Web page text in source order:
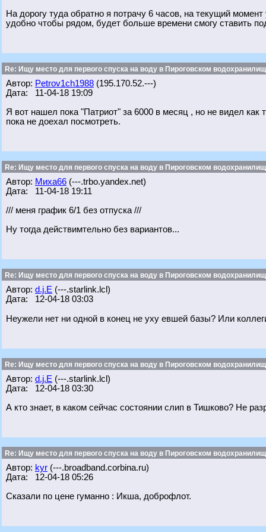
На дорогу туда обратно я потрачу 6 часов, на текущий
удобно чтобы рядом, будет больше времени смогу ставить
Re: Ищу место для первого спуска на воду в Пироговском
Автор: Petrov1ch1988 (195.170.52.---)
Дата: 11-04-18 19:09
Я вот нашел пока "Патриот" за 6000 в месяц , но не видел
пока не доехал посмотреть.
Re: Ищу место для первого спуска на воду в Пироговском
Автор: Миха66 (---.trbo.yandex.net)
Дата: 11-04-18 19:11
/// меня график 6/1 без отпуска ///
Ну тогда действимтельно без вариантов...
Re: Ищу место для первого спуска на воду в Пироговском
Автор: d.j.E (---.starlink.lcl)
Дата: 12-04-18 03:03
Неужели нет ни одной в конец не уху евшей базы? Или
Re: Ищу место для первого спуска на воду в Пироговском
Автор: d.j.E (---.starlink.lcl)
Дата: 12-04-18 03:30
А кто знает, в каком сейчас состоянии слип в Тишково? Не
Re: Ищу место для первого спуска на воду в Пироговском
Автор: kyr (---.broadband.corbina.ru)
Дата: 12-04-18 05:26
Сказали по цене гуманно : Икша, доброфлот.